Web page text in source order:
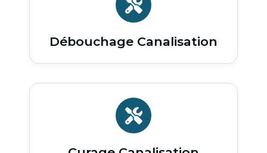
Débouchage Canalisation